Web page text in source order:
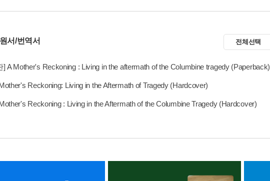
서/번역서 전체선택
] A Mother's Reckoning : Living in the aftermath of the Columbine tragedy (Paperback)
Reckoning: Living in the Aftermath of Tragedy (Hardcover)
Reckoning : Living in the Aftermath of the Columbine Tragedy (Hardcover)